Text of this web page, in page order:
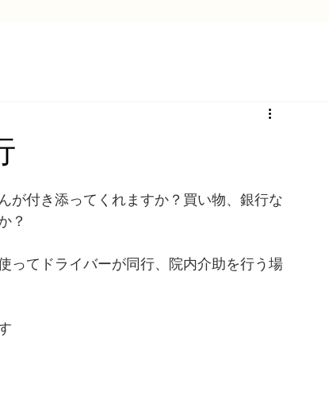
が付き添ってくれますか？買い物、銀行な
？
ってドライバーが同行、院内介助を行う場